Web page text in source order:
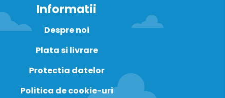
Informatii
Despre noi
Plata si livrare
Protectia datelor
Politica de cookie-uri